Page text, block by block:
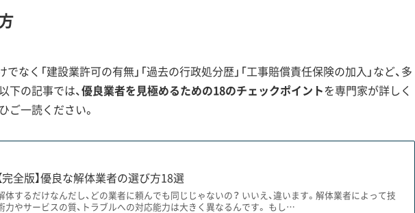
。私がこれまで見てきたトラブルでも、営業中の旅館や商店
に関するものが少なくありません。だからこそ、見積もりの
の鍵です。
和倉温泉・一本杉通りの解体事情
の大手旅館による大型投資と中小施設の廃業という二極化、そして一本杉通りで
なく「建設業許可の有無」「過去の行政処分歴」「工事賠償責任保険の加入」など、多
下の記事では、優良業者を見極めるための18のチェックポイントを専門家が詳しく
ご一読ください。
完全版】優良な解体業者の選び方18選
体するだけなんだし、どの業者に頼んでも同じじゃないの？ いいえ、違います。解体業者によって技
力やサービスの質、トラブルへの対応能力は大きく異なるんです。 もし…